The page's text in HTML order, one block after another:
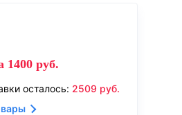
1400 руб.
осталось: 2509 руб.